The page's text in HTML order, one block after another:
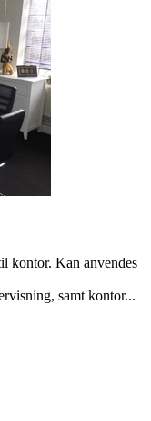
kontor. Kan anvendes
samt kontor...